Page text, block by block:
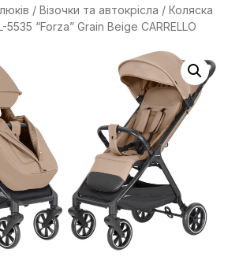
/ Візочки та автокрісла / Коляска
5535 “Forza” Grain Beige CARRELLO